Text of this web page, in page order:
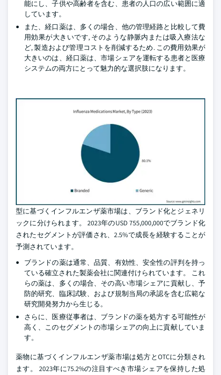
能にし、子供や高齢者を含む、患者の人口の広い範囲に適
しています。
また、経口薬は、多くの場合、他の管理経路と比較して費
用効果が大きいです, そのような静脈内または吸入療法な
ど, 製造および管理コストを削減するため. この費用効果が
大きいのは、経口薬は、市場シェアを運転する患者と医療
システムの両方にとって魅力的な選択肢になります。
型に基づくインフルエンザ薬市場は、ブランド化とジェネリ
ックに分けられます。 2023年のUSD 755,000,000でブランド化
されたセグメントが評価され、2.5%で成長を経験することが
予測されています。
ブランドの薬は通常、品質、有効性、安全性の評判を持っ
ている確立された製薬会社に関連付けられています。 これ
らの薬は、多くの場合、その高い市場シェアに貢献し、予
防的研究、臨床試験、および規制当局の承認を含む広範な
研究開発努力から生じる。
さらに、医療従事者は、ブランドの薬を処方する可能性が
高く、このセグメントの市場シェアの向上に貢献していま
す。
薬物に基づくインフルエンザ薬市場は処方とOTCに分類され
ます。 2023年に75.2%の注目すべき市場シェアを保持した処